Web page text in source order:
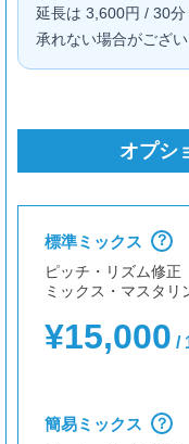
延長は 3,600円 / 30
承れない場合がござい
オプシ
標準ミックス
？
ピッチ・リズム修正
ミックス・マスタリ
¥15,000 /
簡易ミックス
？